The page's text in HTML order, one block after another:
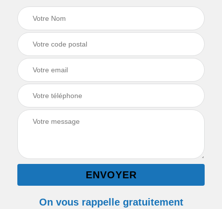
On vous rappelle gratuitement